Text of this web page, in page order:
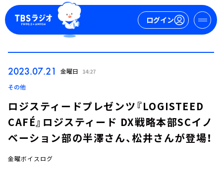
ログイン
2023.07.21 金曜日 14:27
その他
ロジスティードプレゼンツ『LOGISTEED
CAFÉ』ロジスティード DX戦略本部SCイノ
ベーション部の半澤さん、松井さんが登場！
金曜ボイスログ